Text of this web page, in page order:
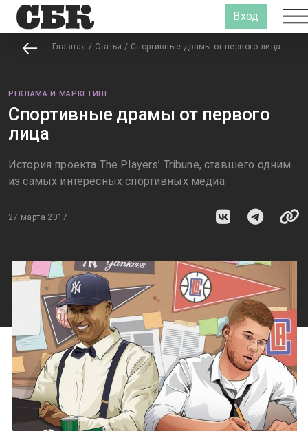
Вход
Главная / Статьи / Спортивные драмы от первого лица
РЕКЛАМА И МАРКЕТИНГ
Спортивные драмы от первого
лица
История проекта The Players’ Tribune, ставшего одним
из самых интересных спортивных медиа
27 марта 2017